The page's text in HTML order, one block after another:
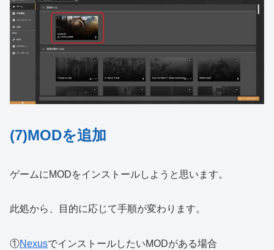
(7)MODを追加
ゲームにMODをインストールしようと思います。
此処から、目的に応じて手順が変わります。
①NexusでインストールしたいMODがある場合